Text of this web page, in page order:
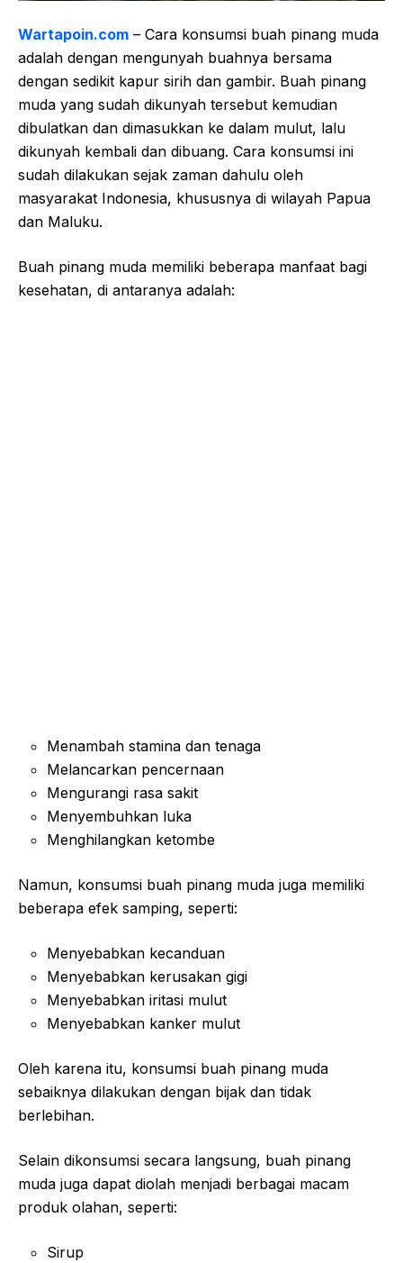
Wartapoin.com – Cara konsumsi buah pinang muda
adalah dengan mengunyah buahnya bersama
dengan sedikit kapur sirih dan gambir. Buah pinang
muda yang sudah dikunyah tersebut kemudian
dibulatkan dan dimasukkan ke dalam mulut, lalu
dikunyah kembali dan dibuang. Cara konsumsi ini
sudah dilakukan sejak zaman dahulu oleh
masyarakat Indonesia, khususnya di wilayah Papua
dan Maluku.
Buah pinang muda memiliki beberapa manfaat bagi
kesehatan, di antaranya adalah:
Menambah stamina dan tenaga
Melancarkan pencernaan
Mengurangi rasa sakit
Menyembuhkan luka
Menghilangkan ketombe
Namun, konsumsi buah pinang muda juga memiliki
beberapa efek samping, seperti:
Menyebabkan kecanduan
Menyebabkan kerusakan gigi
Menyebabkan iritasi mulut
Menyebabkan kanker mulut
Oleh karena itu, konsumsi buah pinang muda
sebaiknya dilakukan dengan bijak dan tidak
berlebihan.
Selain dikonsumsi secara langsung, buah pinang
muda juga dapat diolah menjadi berbagai macam
produk olahan, seperti:
Sirup